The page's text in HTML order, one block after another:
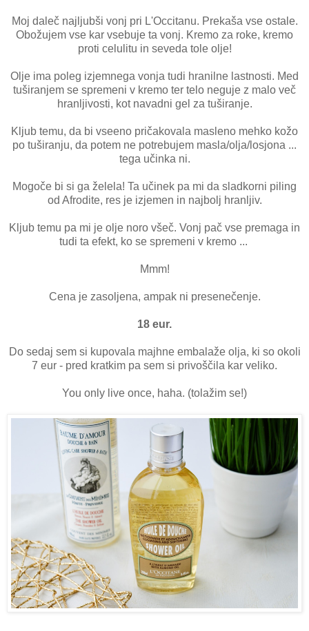
Moj daleč najljubši vonj pri L'Occitanu. Prekaša vse ostale.
Obožujem vse kar vsebuje ta vonj. Kremo za roke, kremo
proti celulitu in seveda tole olje!
Olje ima poleg izjemnega vonja tudi hranilne lastnosti. Med
tuširanjem se spremeni v kremo ter telo neguje z malo več
hranljivosti, kot navadni gel za tuširanje.
Kljub temu, da bi vseeno pričakovala masleno mehko kožo
po tuširanju, da potem ne potrebujem masla/olja/losjona ...
tega učinka ni.
Mogoče bi si ga želela! Ta učinek pa mi da sladkorni piling
od Afrodite, res je izjemen in najbolj hranljiv.
Kljub temu pa mi je olje noro všeč. Vonj pač vse premaga in
tudi ta efekt, ko se spremeni v kremo ...
Mmm!
Cena je zasoljena, ampak ni presenečenje.
18 eur.
Do sedaj sem si kupovala majhne embalaže olja, ki so okoli
7 eur - pred kratkim pa sem si privoščila kar veliko.
You only live once, haha. (tolažim se!)